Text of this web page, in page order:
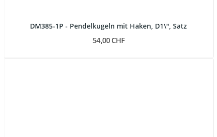
DM385-1P - Pendelkugeln mit Haken, D1\", Satz
54,00 CHF